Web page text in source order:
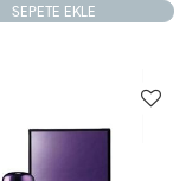
SEPETE EKLE